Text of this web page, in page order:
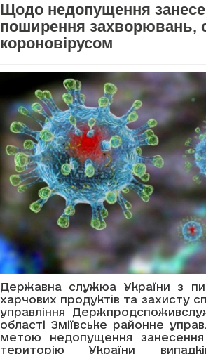
Щодо недопущення
поширення захворювань,
короновірусом
Державна служюа України з
харчових продуктів та захисту
управління
області Зміївське районне
метою недопущення
територію України